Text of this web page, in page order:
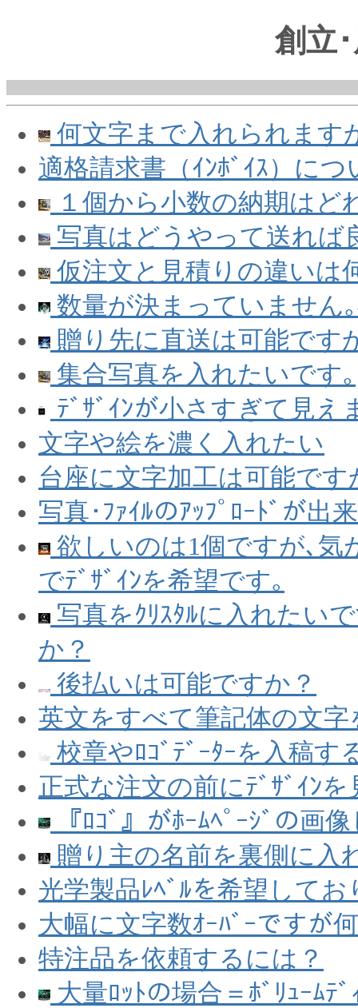
創立
何文字まで入れられます
適格請求書（ｲﾝﾎﾞｲｽ）につ
１個から小数の納期は
写真はどうやって送れば
仮注文と見積りの違いは
数量が決まっていません
贈り先に直送は可能です
集合写真を入れたいです｡
ﾃﾞｻﾞｲﾝが小さすぎて見え
文字や絵を濃く入れたい
台座に文字加工は可能です
写真･ﾌｧｲﾙのｱｯﾌﾟﾛｰﾄﾞが出
欲しいのは1個ですが､気
でﾃﾞｻﾞｲﾝを希望です｡
写真をｸﾘｽﾀﾙに入れたい
か？
後払いは可能ですか？
英文をすべて筆記体の文字
校章やﾛｺﾞﾃﾞｰﾀｰを入稿す
正式な注文の前にﾃﾞｻﾞｲﾝ
『ﾛｺﾞ』がﾎｰﾑﾍﾟｰｼﾞの画
贈り主の名前を裏側に入
光学製品ﾚﾍﾞﾙを希望してお
大幅に文字数ｵｰﾊﾞｰですが
特注品を依頼するには？
大量ﾛｯﾄの場合＝ﾎﾞﾘｭｰﾑﾃ